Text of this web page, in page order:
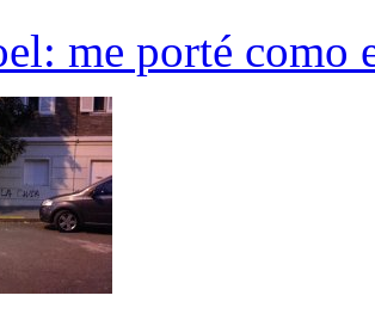
me porté como